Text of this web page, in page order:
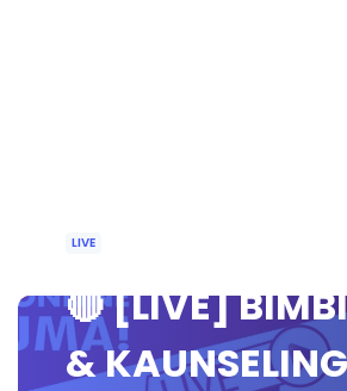
LIVE
🔴 [LIVE]
&